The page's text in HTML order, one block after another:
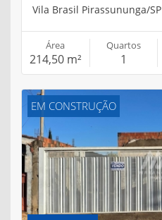
Vila Brasil Pirassununga/SP
Área
214,50 m²
Quartos
1
EM CONSTRUÇÃO